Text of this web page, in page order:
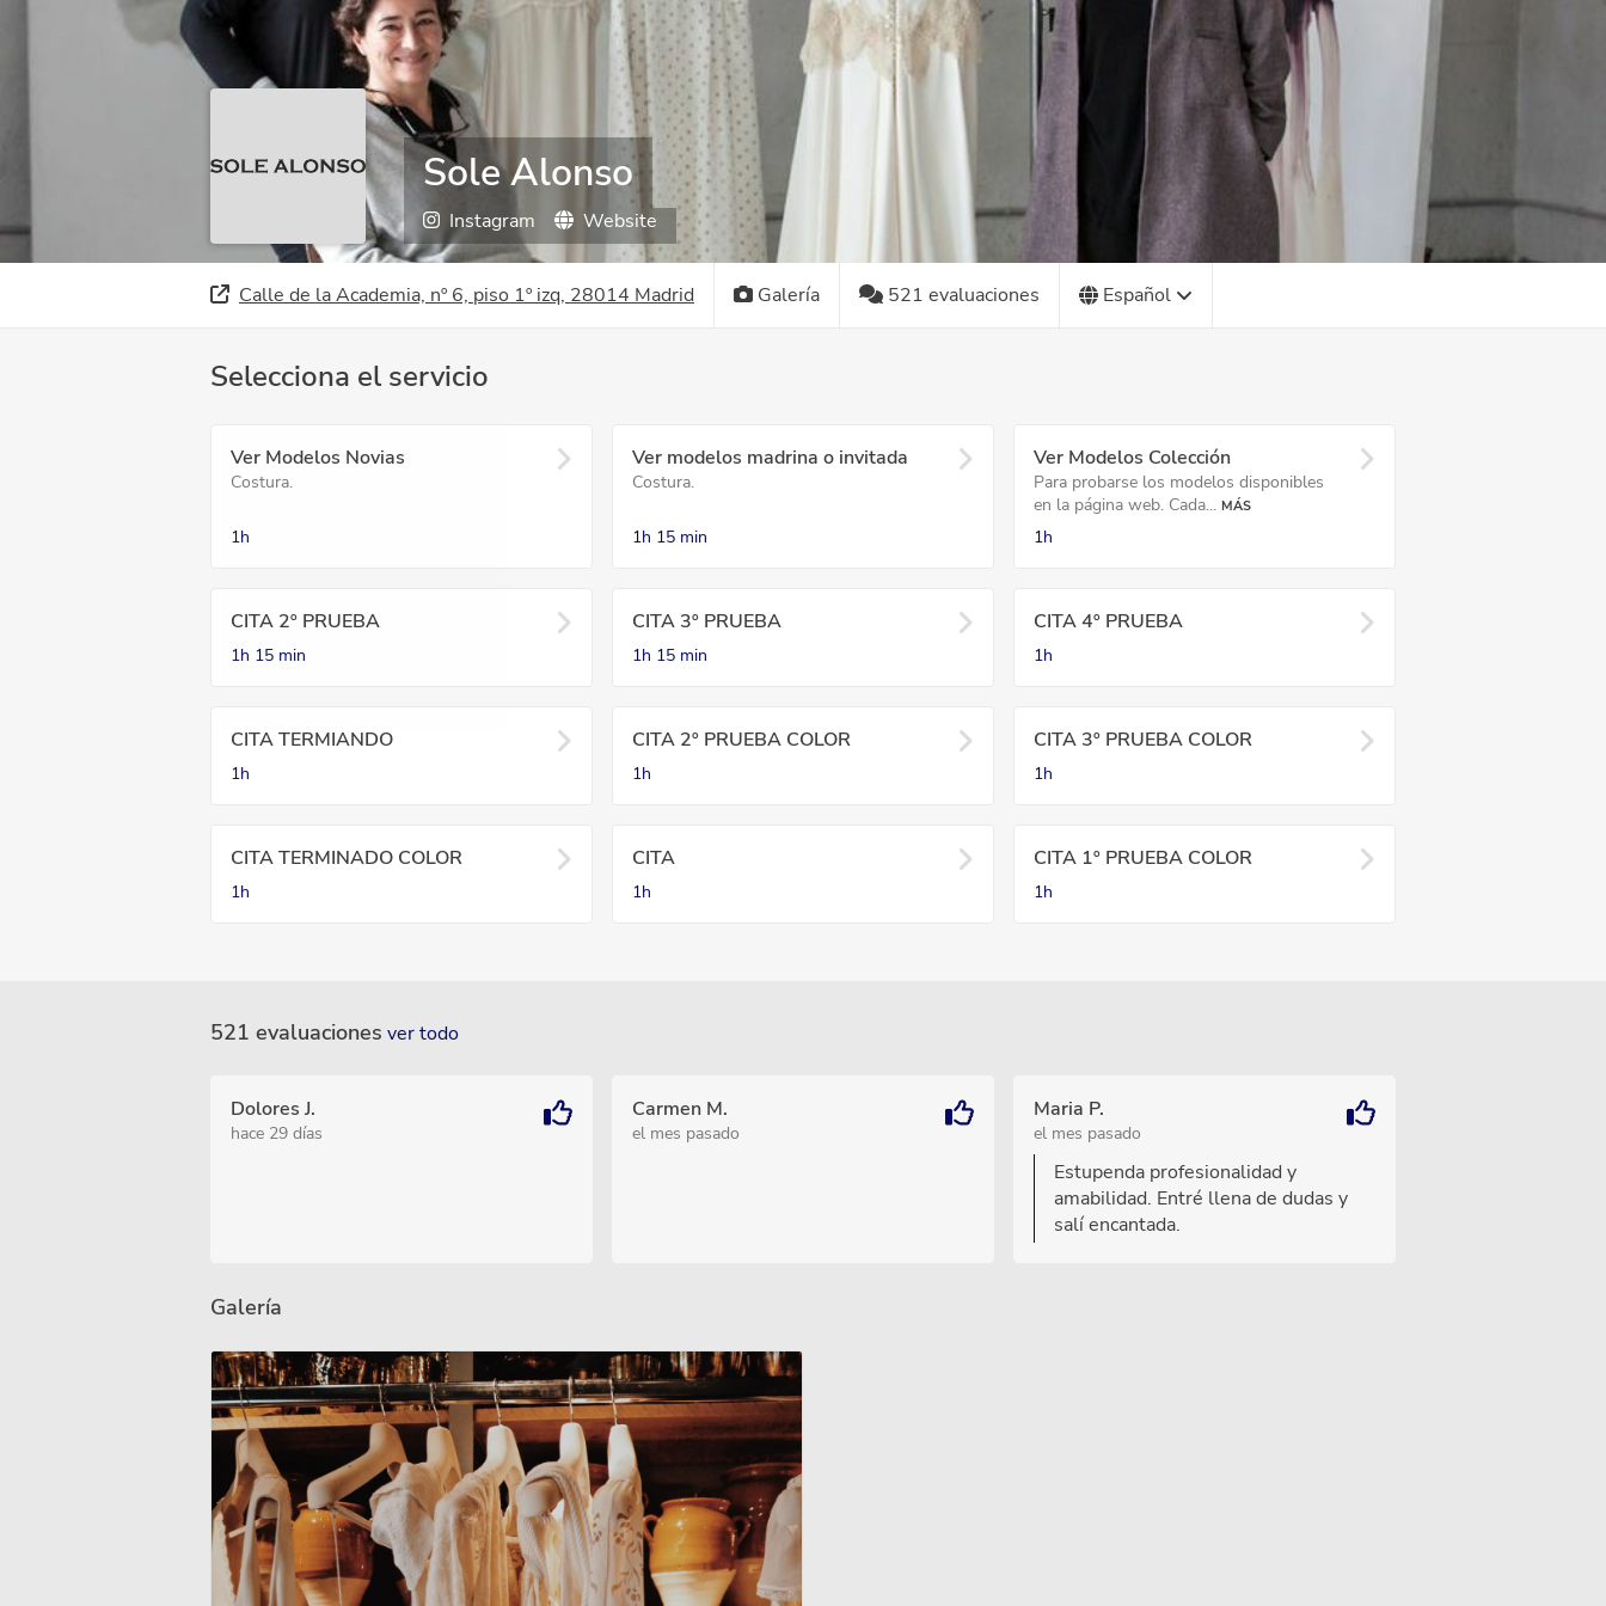
Sole Alonso
Instagram Website
Calle de la Academia, nº 6, piso 1º izq, 28014 Madrid Galería 521 evaluaciones Español
Selecciona el servicio
Ver Modelos Novias
Costura.
1h
Ver modelos madrina o invitada
Costura.
1h 15 min
Ver Modelos Colección
Para probarse los modelos disponibles
en la página web. Cada... MÁS
1h
CITA 2º PRUEBA
1h 15 min
CITA 3º PRUEBA
1h 15 min
CITA 4º PRUEBA
1h
CITA TERMIANDO
1h
CITA 2º PRUEBA COLOR
1h
CITA 3º PRUEBA COLOR
1h
CITA TERMINADO COLOR
1h
CITA
1h
CITA 1º PRUEBA COLOR
1h
521 evaluaciones ver todo
Dolores J.
hace 29 días
Carmen M.
el mes pasado
Maria P.
el mes pasado
Estupenda profesionalidad y
amabilidad. Entré llena de dudas y
salí encantada.
Galería